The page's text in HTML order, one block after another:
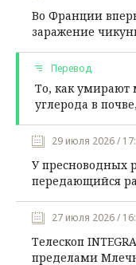
Во Франции
заражение
Перевод
То, как умирают
углерода в
29 июля 2026 /
У пресноводных
передающийся
27 июля 2026 /
Телескоп
пределами